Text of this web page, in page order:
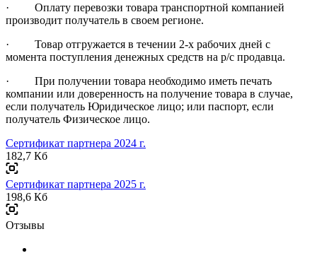
· Оплату перевозки товара транспортной компанией
производит получатель в своем регионе.
· Товар отгружается в течении 2-х рабочих дней с
момента поступления денежных средств на р/с продавца.
· При получении товара необходимо иметь печать
компании или доверенность на получение товара в случае,
если получатель Юридическое лицо; или паспорт, если
получатель Физическое лицо.
Сертификат партнера 2024 г.
182,7 Кб
Сертификат партнера 2025 г.
198,6 Кб
Отзывы